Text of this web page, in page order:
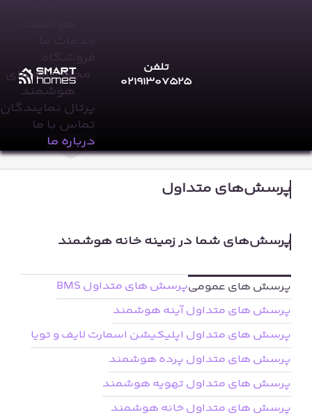
تلفن
۰۲۱۹۱۳۰۷۵۲۵
فروشگاه
مجله خانه‌های
هوشمند
پرتال نمایندگان
تماس با ما
درباره ما
پرسش های عمومیپرسش های متداول BMS
پرسش های متداول آینه هوشمند
پرسش های متداول اپلیکیشن اسمارت لایف و تویا
پرسش های متداول پرده هوشمند
پرسش های متداول تهویه هوشمند
پرسش های متداول خانه هوشمند